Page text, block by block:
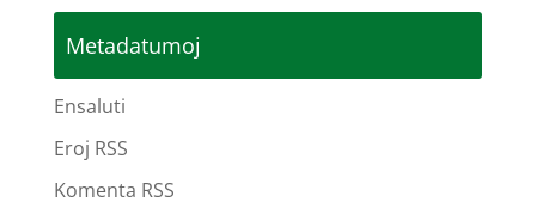
Metadatumoj
Ensaluti
Eroj RSS
Komenta RSS